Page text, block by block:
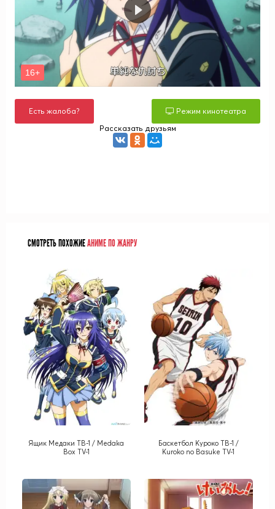
Есть жалоба?
Режим кинотеатра
Рассказать друзьям
СМОТРЕТЬ ПОХОЖИЕАНИМЕ ПО ЖАНРУ
Ящик Медаки ТВ-1 / Medaka
Box TV-1
Баскетбол Куроко ТВ-1 /
Kuroko no Basuke TV-1